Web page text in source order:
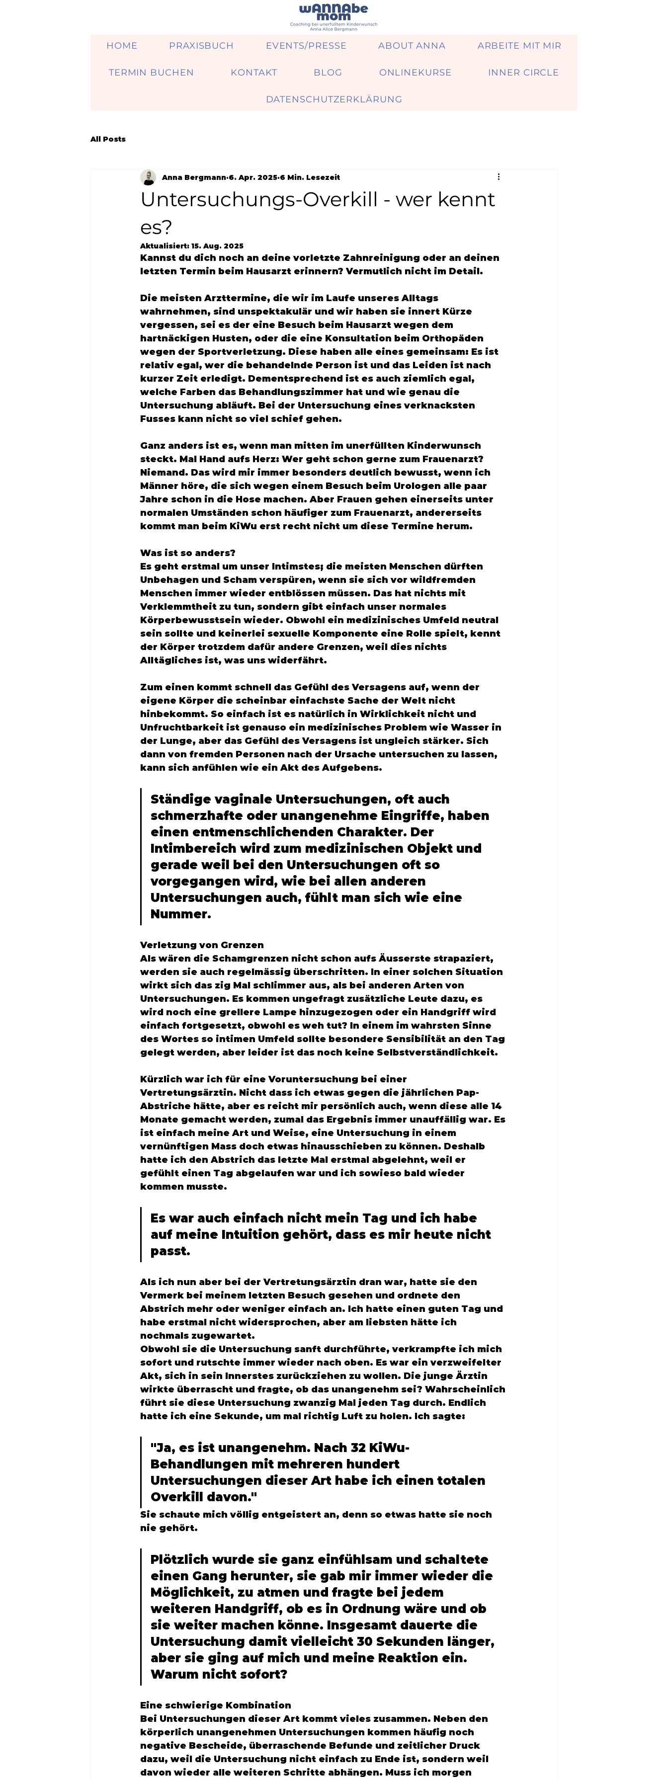
HOME PRAXISBUCH EVENTS/PRESSE ABOUT ANNA ARBEITE MIT MIR
TERMIN BUCHEN KONTAKT BLOG ONLINEKURSE INNER CIRCLE
DATENSCHUTZERKLÄRUNG
All Posts
Untersuchungs-Overkill - wer kennt
es?
Anna Bergmann 6. Apr. 2025 6 Min. Lesezeit
Aktualisiert: 15. Aug. 2025
Kannst du dich noch an deine vorletzte Zahnreinigung oder an deinen
letzten Termin beim Hausarzt erinnern? Vermutlich nicht im Detail.
Die meisten Arzttermine, die wir im Laufe unseres Alltags
wahrnehmen, sind unspektakulär und wir haben sie innert Kürze
vergessen, sei es der eine Besuch beim Hausarzt wegen dem
hartnäckigen Husten, oder die eine Konsultation beim Orthopäden
wegen der Sportverletzung. Diese haben alle eines gemeinsam: Es ist
relativ egal, wer die behandelnde Person ist und das Leiden ist nach
kurzer Zeit erledigt. Dementsprechend ist es auch ziemlich egal,
welche Farben das Behandlungszimmer hat und wie genau die
Untersuchung abläuft. Bei der Untersuchung eines verknacksten
Fusses kann nicht so viel schief gehen.
Ganz anders ist es, wenn man mitten im unerfüllten Kinderwunsch
steckt. Mal Hand aufs Herz: Wer geht schon gerne zum Frauenarzt?
Niemand. Das wird mir immer besonders deutlich bewusst, wenn ich
Männer höre, die sich wegen einem Besuch beim Urologen alle paar
Jahre schon in die Hose machen. Aber Frauen gehen einerseits unter
normalen Umständen schon häufiger zum Frauenarzt, andererseits
kommt man beim KiWu erst recht nicht um diese Termine herum.
Was ist so anders?
Es geht erstmal um unser Intimstes; die meisten Menschen dürften
Unbehagen und Scham verspüren, wenn sie sich vor wildfremden
Menschen immer wieder entblössen müssen. Das hat nichts mit
Verklemmtheit zu tun, sondern gibt einfach unser normales
Körperbewusstsein wieder. Obwohl ein medizinisches Umfeld neutral
sein sollte und keinerlei sexuelle Komponente eine Rolle spielt, kennt
der Körper trotzdem dafür andere Grenzen, weil dies nichts
Alltägliches ist, was uns widerfährt.
Zum einen kommt schnell das Gefühl des Versagens auf, wenn der
eigene Körper die scheinbar einfachste Sache der Welt nicht
hinbekommt. So einfach ist es natürlich in Wirklichkeit nicht und
Unfruchtbarkeit ist genauso ein medizinisches Problem wie Wasser in
der Lunge, aber das Gefühl des Versagens ist ungleich stärker. Sich
dann von fremden Personen nach der Ursache untersuchen zu lassen,
kann sich anfühlen wie ein Akt des Aufgebens.
Ständige vaginale Untersuchungen, oft auch
schmerzhafte oder unangenehme Eingriffe, haben
einen entmenschlichenden Charakter. Der
Intimbereich wird zum medizinischen Objekt und
gerade weil bei den Untersuchungen oft so
vorgegangen wird, wie bei allen anderen
Untersuchungen auch, fühlt man sich wie eine
Nummer.
Verletzung von Grenzen
Als wären die Schamgrenzen nicht schon aufs Äusserste strapaziert,
werden sie auch regelmässig überschritten. In einer solchen Situation
wirkt sich das zig Mal schlimmer aus, als bei anderen Arten von
Untersuchungen. Es kommen ungefragt zusätzliche Leute dazu, es
wird noch eine grellere Lampe hinzugezogen oder ein Handgriff wird
einfach fortgesetzt, obwohl es weh tut? In einem im wahrsten Sinne
des Wortes so intimen Umfeld sollte besondere Sensibilität an den Tag
gelegt werden, aber leider ist das noch keine Selbstverständlichkeit.
Kürzlich war ich für eine Voruntersuchung bei einer
Vertretungsärztin. Nicht dass ich etwas gegen die jährlichen Pap-
Abstriche hätte, aber es reicht mir persönlich auch, wenn diese alle 14
Monate gemacht werden, zumal das Ergebnis immer unauffällig war. Es
ist einfach meine Art und Weise, eine Untersuchung in einem
vernünftigen Mass doch etwas hinausschieben zu können. Deshalb
hatte ich den Abstrich das letzte Mal erstmal abgelehnt, weil er
gefühlt einen Tag abgelaufen war und ich sowieso bald wieder
kommen musste.
Es war auch einfach nicht mein Tag und ich habe
auf meine Intuition gehört, dass es mir heute nicht
passt.
Als ich nun aber bei der Vertretungsärztin dran war, hatte sie den
Vermerk bei meinem letzten Besuch gesehen und ordnete den
Abstrich mehr oder weniger einfach an. Ich hatte einen guten Tag und
habe erstmal nicht widersprochen, aber am liebsten hätte ich
nochmals zugewartet.
Obwohl sie die Untersuchung sanft durchführte, verkrampfte ich mich
sofort und rutschte immer wieder nach oben. Es war ein verzweifelter
Akt, sich in sein Innerstes zurückziehen zu wollen. Die junge Ärztin
wirkte überrascht und fragte, ob das unangenehm sei? Wahrscheinlich
führt sie diese Untersuchung zwanzig Mal jeden Tag durch. Endlich
hatte ich eine Sekunde, um mal richtig Luft zu holen. Ich sagte:
"Ja, es ist unangenehm. Nach 32 KiWu-
Behandlungen mit mehreren hundert
Untersuchungen dieser Art habe ich einen totalen
Overkill davon."
Sie schaute mich völlig entgeistert an, denn so etwas hatte sie noch
nie gehört.
Plötzlich wurde sie ganz einfühlsam und schaltete
einen Gang herunter, sie gab mir immer wieder die
Möglichkeit, zu atmen und fragte bei jedem
weiteren Handgriff, ob es in Ordnung wäre und ob
sie weiter machen könne. Insgesamt dauerte die
Untersuchung damit vielleicht 30 Sekunden länger,
aber sie ging auf mich und meine Reaktion ein.
Warum nicht sofort?
Eine schwierige Kombination
Bei Untersuchungen dieser Art kommt vieles zusammen. Neben den
körperlich unangenehmen Untersuchungen kommen häufig noch
negative Bescheide, überraschende Befunde und zeitlicher Druck
dazu, weil die Untersuchung nicht einfach zu Ende ist, sondern weil
davon wieder alle weiteren Schritte abhängen. Muss ich morgen